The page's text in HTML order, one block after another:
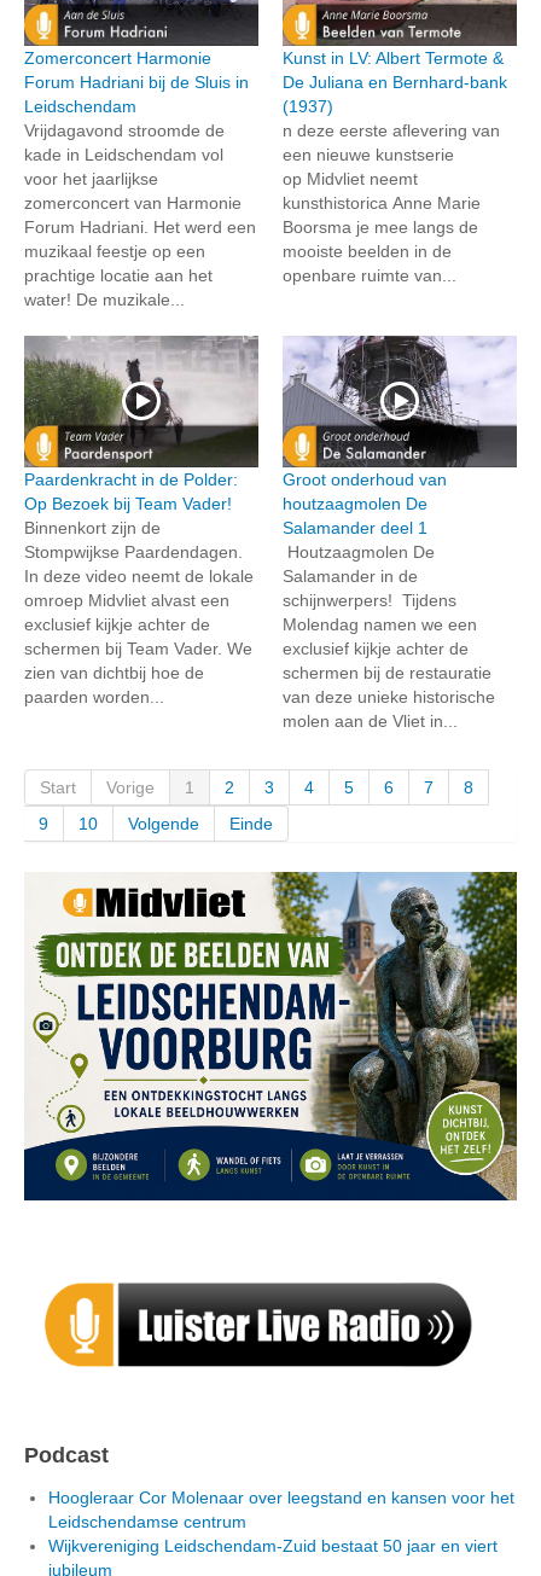
Zomerconcert Harmonie
Forum Hadriani bij de Sluis in
Leidschendam
Vrijdagavond stroomde de
kade in Leidschendam vol
voor het jaarlijkse
zomerconcert van Harmonie
Forum Hadriani. Het werd een
muzikaal feestje op een
prachtige locatie aan het
water! De muzikale...
Kunst in LV: Albert Termote &
De Juliana en Bernhard-bank
(1937)
n deze eerste aflevering van
een nieuwe kunstserie
op Midvliet neemt
kunsthistorica Anne Marie
Boorsma je mee langs de
mooiste beelden in de
openbare ruimte van...
Paardenkracht in de Polder:
Op Bezoek bij Team Vader!
Binnenkort zijn de
Stompwijkse Paardendagen.
In deze video neemt de lokale
omroep Midvliet alvast een
exclusief kijkje achter de
schermen bij Team Vader. We
zien van dichtbij hoe de
paarden worden...
Groot onderhoud van
houtzaagmolen De
Salamander deel 1
Houtzaagmolen De
Salamander in de
schijnwerpers! Tijdens
Molendag namen we een
exclusief kijkje achter de
schermen bij de restauratie
van deze unieke historische
molen aan de Vliet in...
Start Vorige 1 2 3 4 5 6 7
8
9
10 Volgende Einde
Podcast
Hoogleraar Cor Molenaar over leegstand en kansen voor het
Leidschendamse centrum
Wijkvereniging Leidschendam-Zuid bestaat 50 jaar en viert
jubileum